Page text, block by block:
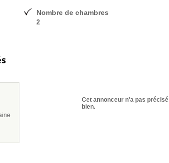
Nombre de chambres
2
Cet annonceur n'a pas
bien.